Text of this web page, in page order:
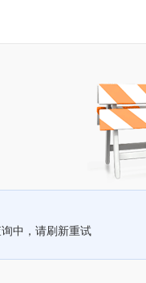
中，请刷新重试